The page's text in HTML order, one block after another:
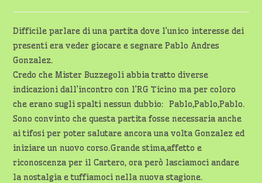
lettura:
Difficile parlare di una partita dove l’unico interesse dei
presenti era veder giocare e segnare Pablo Andres
Gonzalez.
Credo che Mister Buzzegoli abbia tratto diverse
indicazioni dall’incontro con l’RG Ticino ma per coloro
che erano sugli spalti nessun dubbio: Pablo,Pablo,Pablo.
Sono convinto che questa partita fosse necessaria anche
ai tifosi per poter salutare ancora una volta Gonzalez ed
iniziare un nuovo corso.Grande stima,affetto e
riconoscenza per il Cartero, ora però lasciamoci andare
la nostalgia e tuffiamoci nella nuova stagione.